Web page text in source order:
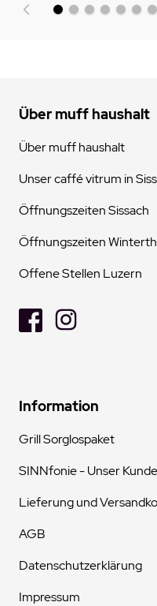
Über muff haushalt
Über muff haushalt
Unser caffé vitrum in
Öffnungszeiten Sissach
Öffnungszeiten
Offene Stellen Luzern
Information
Grill Sorglospaket
SINNfonie - Unser
Lieferung und
AGB
Datenschutzerklärung
Impressum